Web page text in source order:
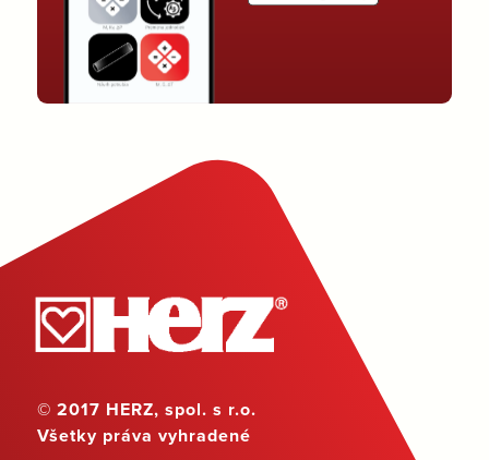
© 2017 HERZ, spol. s r.o.
Všetky práva vyhradené